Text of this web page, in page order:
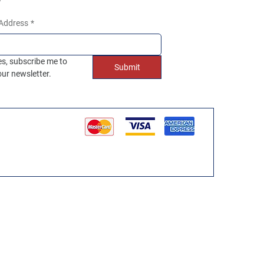
*
subscribe me to
newsletter.
Submit